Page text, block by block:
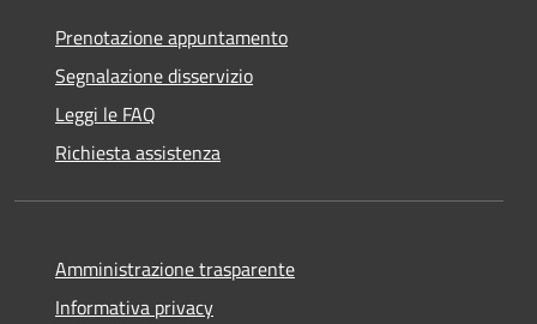
Prenotazione appuntamento
Segnalazione disservizio
Leggi le FAQ
Richiesta assistenza
Amministrazione trasparente
Informativa privacy